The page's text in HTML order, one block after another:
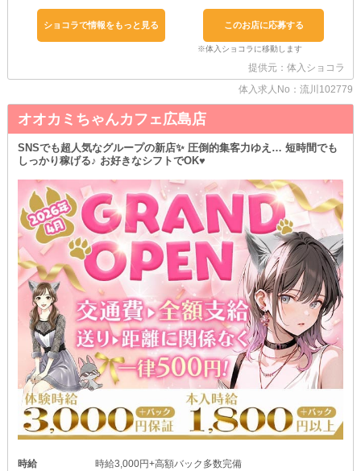
また、お持ちのお洋服でも勤務できます◎
ご自身のセンスを活かして、お客様の視線を独占しちゃいましょう
当店は“ノルマ”を設けておりません！
理由は、どなたにも気苦労なく接客を楽しんでいただきたいから◎
「初めてのナイトワークだし、働き始めやすいお店が良い」という
方も
「前の店舗はルールが厳しくて、ちょっと疲れた」という方にも最
Wワークさんも大歓迎。
￣￣￣￣￣￣￣￣￣￣￣￣￣
学校・家事・仕事etc.
何かと忙しい毎日を送るみなさんも、負担なく両立できるように工
夫をしています。
まず“土曜出勤”が可能◎
平日に予定が終わったあとのクタクタな状態でお店へ…なんて無理
をしなくても大丈夫です！
さらに、帰りは終電の時刻に合わせて上がってもOK♪
翌日の疲れを最小限に抑えられますよ！
いつでもご連絡を。
￣￣￣￣￣￣￣￣￣￣￣￣￣
少しでも興味が湧いたなら、お気軽にお問い合わせください！
体験入店も絶賛受付中です♪
ショコラで情報をもっと見る このお店に応募する
提供元：体入ショコラ
体入求人No：流川102779
オオカミちゃんカフェ広島店
SNSでも超人気なグループの新店✨ 圧倒的集客力ゆえ… 短時間でも
しっかり稼げる♪ お好きなシフトでOK♥
時給
時給3,000円+高額バック多数完備